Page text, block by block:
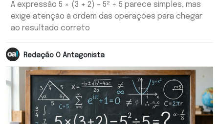
A expressão 5 × (3 + 2) – 5² ÷ 5 parece simples, mas
exige atenção à ordem das operações para chegar
ao resultado correto
Redação O Antagonista